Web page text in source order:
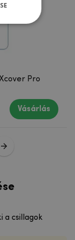
Pro
Vásárlás
a csillagok